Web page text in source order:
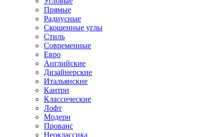
Прямые
Радиусные
Скошенные углы
Стиль
Современные
Евро
Английские
Дизайнерские
Итальянские
Кантри
Классические
Лофт
Модерн
Прованс
Неоклассика